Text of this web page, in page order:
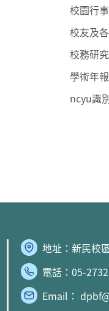
校園行
校友及
校務研
學術年報
ncyu識
地址： 新民校
電話：05-
Email：